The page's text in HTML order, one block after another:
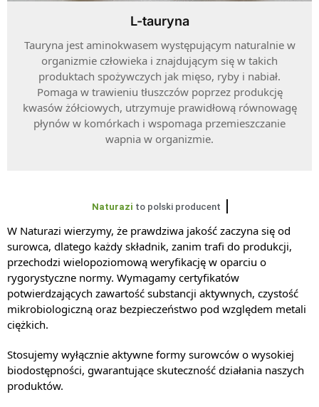
L-tauryna
Tauryna jest aminokwasem występującym naturalnie w
organizmie człowieka i znajdującym się w takich
produktach spożywczych jak mięso, ryby i nabiał.
Pomaga w trawieniu tłuszczów poprzez produkcję
kwasów żółciowych, utrzymuje prawidłową równowagę
płynów w komórkach i wspomaga przemieszczanie
wapnia w organizmie.
Naturazi to polski producent
W Naturazi wierzymy, że prawdziwa jakość zaczyna się od
surowca, dlatego każdy składnik, zanim trafi do produkcji,
przechodzi wielopoziomową weryfikację w oparciu o
rygorystyczne normy. Wymagamy certyfikatów
potwierdzających zawartość substancji aktywnych, czystość
mikrobiologiczną oraz bezpieczeństwo pod względem metali
ciężkich.
Stosujemy wyłącznie aktywne formy surowców o wysokiej
biodostępności, gwarantujące skuteczność działania naszych
produktów.